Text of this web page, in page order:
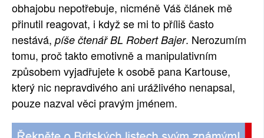
SOCIÁLNÍ SÍTĚ
RUBRIKY
PLNÁ VERZE STRÁNEK
obhajobu nepotřebuje, nicméně Váš článek mě
přinutil reagovat, i když se mi to příliš často
nestává, píše čtenář BL Robert Bajer. Nerozumím
tomu, proč takto emotivně a manipulativním
způsobem vyjadřujete k osobě pana Kartouse,
který nic nepravdivého ani urážlivého nenapsal,
pouze nazval věci pravým jménem.